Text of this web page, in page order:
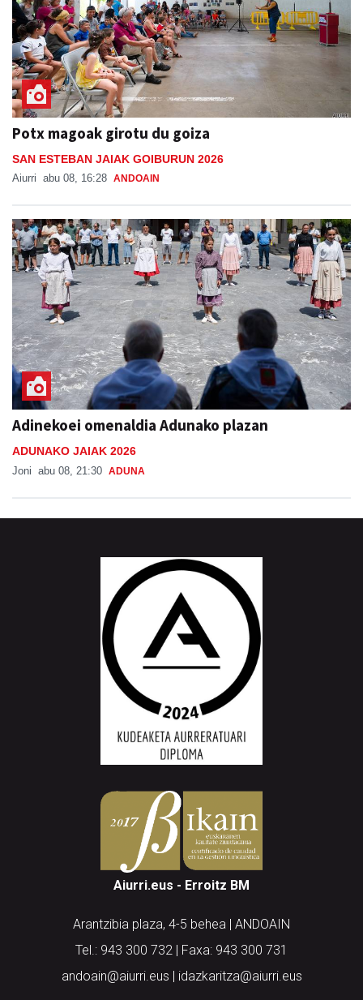
Potx magoak girotu du goiza
SAN ESTEBAN JAIAK GOIBURUN 2026
Aiurri abu 08, 16:28 ANDOAIN
Adinekoei omenaldia Adunako plazan
ADUNAKO JAIAK 2026
Joni abu 08, 21:30 ADUNA
Aiurri.eus - Erroitz BM
Arantzibia plaza, 4-5 behea | ANDOAIN
Tel.: 943 300 732 | Faxa: 943 300 731
andoain@aiurri.eus | idazkaritza@aiurri.eus